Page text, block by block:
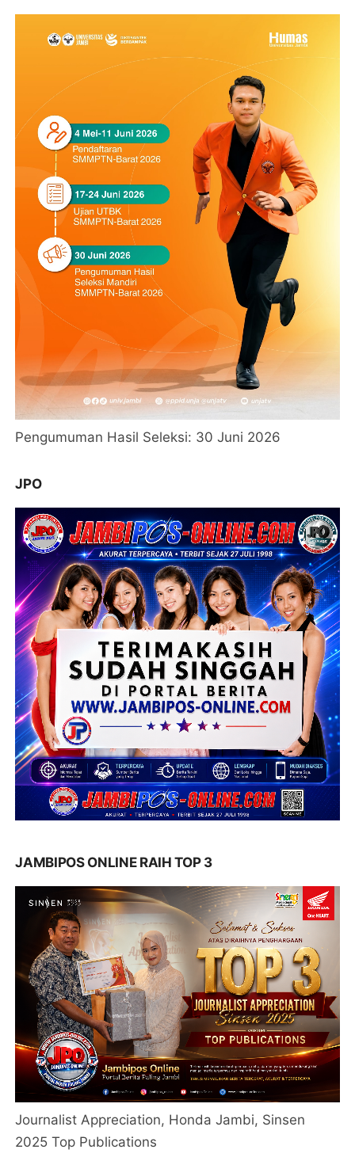
Pengumuman Hasil Seleksi: 30 Juni 2026
JPO
JAMBIPOS ONLINE RAIH TOP 3
Journalist Appreciation, Honda Jambi, Sinsen
2025 Top Publications